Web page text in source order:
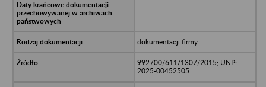
dokumentacji firmy
992700/611/1307/2015; UNP:
2025-00452505